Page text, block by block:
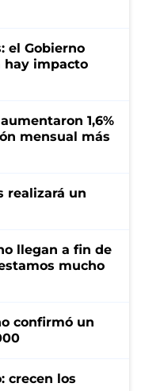
el Gobierno
hay impacto
1,6%
mensual más
realizará un
llegan a fin de
mucho
confirmó un
crecen los